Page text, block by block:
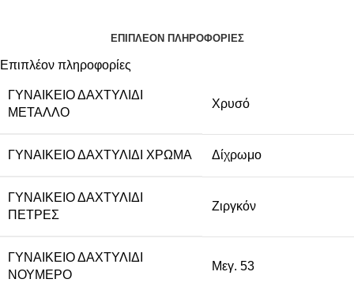
ΕΠΙΠΛΈΟΝ ΠΛΗΡΟΦΟΡΊΕΣ
Επιπλέον πληροφορίες
ΓΥΝΑΙΚΕΊΟ ΔΑΧΤΥΛΊΔΙ
ΜΈΤΑΛΛΟ
Χρυσό
ΓΥΝΑΙΚΕΊΟ ΔΑΧΤΥΛΊΔΙ ΧΡΏΜΑ Δίχρωμο
ΓΥΝΑΙΚΕΊΟ ΔΑΧΤΥΛΊΔΙ
ΠΈΤΡΕΣ
Ζιργκόν
ΓΥΝΑΙΚΕΊΟ ΔΑΧΤΥΛΊΔΙ
ΝΟΎΜΕΡΟ
Μεγ. 53